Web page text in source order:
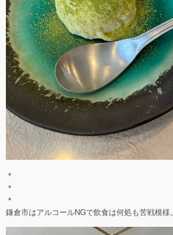
＊
＊
＊
鎌倉市はアルコールNGで飲食は何処も苦戦模様。